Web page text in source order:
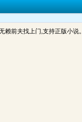
赖前夫找上门,支持正版小说。